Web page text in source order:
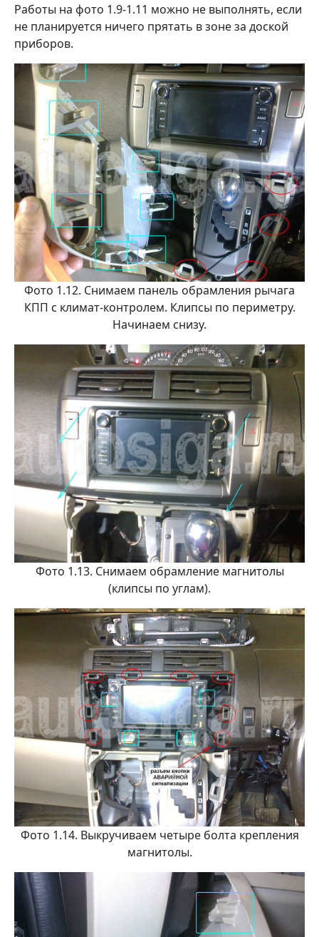
Работы на фото 1.9-1.11 можно не выполнять, если
не планируется ничего прятать в зоне за доской
приборов.
Фото 1.12. Снимаем панель обрамления рычага
КПП с климат-контролем. Клипсы по периметру.
Начинаем снизу.
Фото 1.13. Снимаем обрамление магнитолы
(клипсы по углам).
Фото 1.14. Выкручиваем четыре болта крепления
магнитолы.